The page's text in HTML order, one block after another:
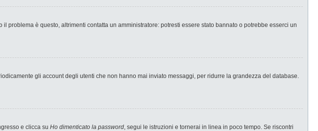
è questo, altrimenti contatta un amministratore: potresti essere stato bannato o potrebbe esserci un
gli account degli utenti che non hanno mai inviato messaggi, per ridurre la grandezza del database.
e clicca su Ho dimenticato la password, segui le istruzioni e tornerai in linea in poco tempo. Se riscontri